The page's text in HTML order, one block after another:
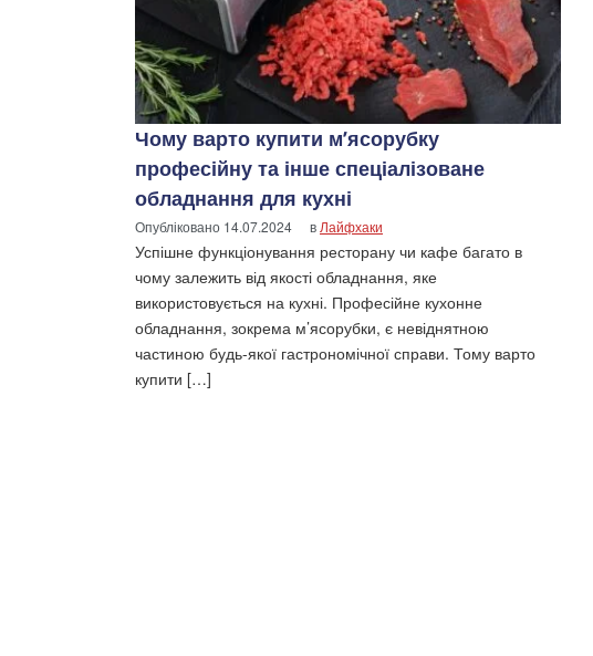
Чому варто купити м’ясорубку
професійну та інше спеціалізоване
обладнання для кухні
Опубліковано 14.07.2024 в Лайфхаки
Успішне функціонування ресторану чи кафе багато в
чому залежить від якості обладнання, яке
використовується на кухні. Професійне кухонне
обладнання, зокрема м’ясорубки, є невіднятною
частиною будь-якої гастрономічної справи. Тому варто
купити […]